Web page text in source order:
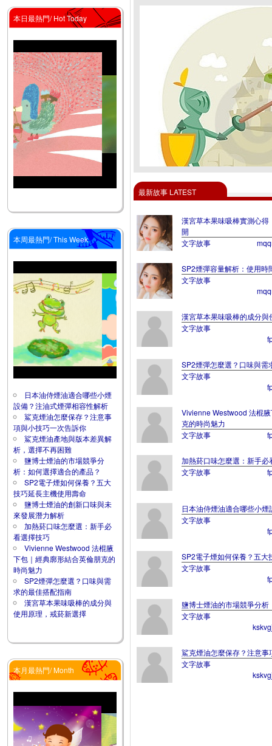
本日最熱門/ Hot Today
本周最熱門/ This Week
日本油侍煙油適合哪些小煙
設備？注油式煙彈相容性解析
鯊克煙油怎麼保存？注意事
項與小技巧一次告訴你
鯊克煙油產地與版本差異解
析，選擇不再困難
鹽博士煙油的市場競爭分
析：如何選擇適合的產品？
SP2電子煙如何保養？五大
技巧延長主機使用壽命
鹽博士煙油的創新口味與未
來發展潛力解析
加熱菸口味怎麼選：新手必
看選擇技巧
Vivienne Westwood 法棍腋
下包｜經典廓形結合英倫朋克的
時尚魅力
SP2煙彈怎麼選？口味與需
求的最佳搭配指南
漢宮草本果味吸棒的成分與
使用原理，戒菸新選擇
本月最熱門/ Month
最新故事 LATEST
漢宮草本果味吸棒實測心
開
文字故事
SP2煙彈容量解析：使用時
文字故事
漢宮草本果味吸棒的成分
文字故事
SP2煙彈怎麼選？口味與需
文字故事
Vivienne Westwood 法棍
克的時尚魅力
文字故事
加熱菸口味怎麼選：新手必
文字故事
日本油侍煙油適合哪些小
文字故事
SP2電子煙如何保養？五大
文字故事
鹽博士煙油的市場競爭分
文字故事
鯊克煙油怎麼保存？注意
文字故事